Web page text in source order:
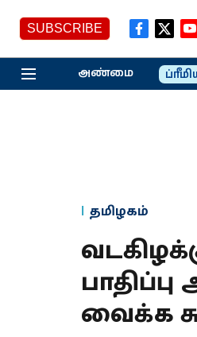
SUBSCRIBE
அண்மை
தமிழகம்
வைக்க